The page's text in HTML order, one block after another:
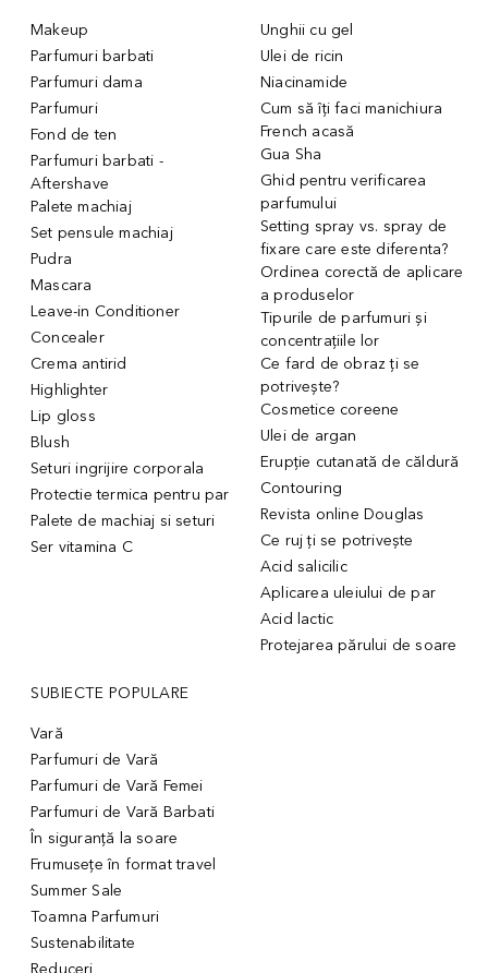
Makeup
Parfumuri barbati
Parfumuri dama
Parfumuri
Fond de ten
Parfumuri barbati -
Aftershave
Palete machiaj
Set pensule machiaj
Pudra
Mascara
Leave-in Conditioner
Concealer
Crema antirid
Highlighter
Lip gloss
Blush
Seturi ingrijire corporala
Protectie termica pentru par
Palete de machiaj si seturi
Ser vitamina C
Unghii cu gel
Ulei de ricin
Niacinamide
Cum să îți faci manichiura
French acasă
Gua Sha
Ghid pentru verificarea
parfumului
Setting spray vs. spray de
fixare care este diferenta?
Ordinea corectă de aplicare
a produselor
Tipurile de parfumuri și
concentrațiile lor
Ce fard de obraz ți se
potrivește?
Cosmetice coreene
Ulei de argan
Erupție cutanată de căldură
Contouring
Revista online Douglas
Ce ruj ți se potrivește
Acid salicilic
Aplicarea uleiului de par
Acid lactic
Protejarea părului de soare
SUBIECTE POPULARE
Vară
Parfumuri de Vară
Parfumuri de Vară Femei
Parfumuri de Vară Barbati
În siguranță la soare
Frumusețe în format travel
Summer Sale
Toamna Parfumuri
Sustenabilitate
Reduceri